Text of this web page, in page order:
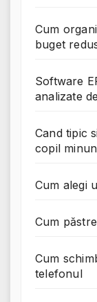
Cum
buget
Software
analizate
Cand tipic
copil
Cum alegi
Cum
Cum
telefonul